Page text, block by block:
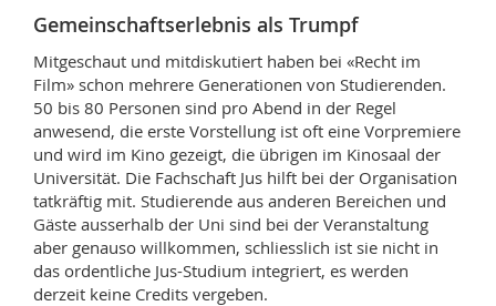
Gemeinschaftserlebnis als Trumpf
Mitgeschaut und mitdiskutiert haben bei «Recht im
Film» schon mehrere Generationen von Studierenden.
50 bis 80 Personen sind pro Abend in der Regel
anwesend, die erste Vorstellung ist oft eine Vorpremiere
und wird im Kino gezeigt, die übrigen im Kinosaal der
Universität. Die Fachschaft Jus hilft bei der Organisation
tatkräftig mit. Studierende aus anderen Bereichen und
Gäste ausserhalb der Uni sind bei der Veranstaltung
aber genauso willkommen, schliesslich ist sie nicht in
das ordentliche Jus-Studium integriert, es werden
derzeit keine Credits vergeben.